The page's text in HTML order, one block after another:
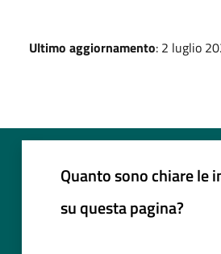
Ultimo aggiornamento: 2 luglio
Quanto sono chiare le
su questa pagina?